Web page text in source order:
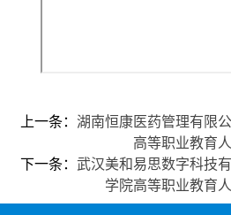
上一条： 湖南恒康医药管理有限
高等职业教育
下一条：武汉美和易思数字科技
学院高等职业教育